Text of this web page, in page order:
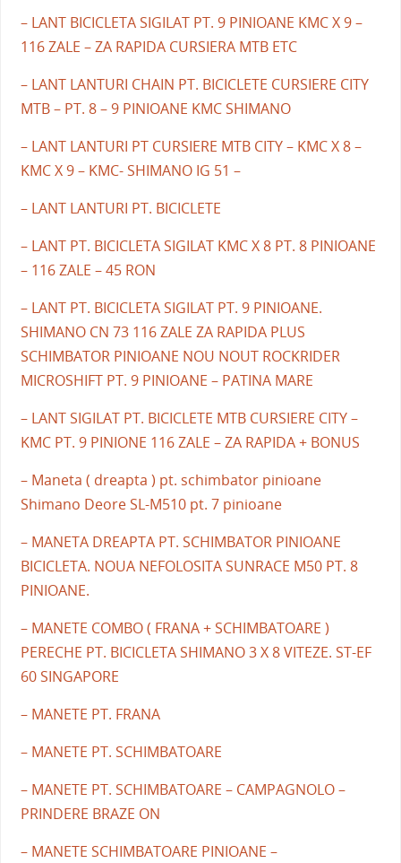
– LANT BICICLETA SIGILAT PT. 9 PINIOANE KMC X 9 –
116 ZALE – ZA RAPIDA CURSIERA MTB ETC
– LANT LANTURI CHAIN PT. BICICLETE CURSIERE CITY
MTB – PT. 8 – 9 PINIOANE KMC SHIMANO
– LANT LANTURI PT CURSIERE MTB CITY – KMC X 8 –
KMC X 9 – KMC- SHIMANO IG 51 –
– LANT LANTURI PT. BICICLETE
– LANT PT. BICICLETA SIGILAT KMC X 8 PT. 8 PINIOANE
– 116 ZALE – 45 RON
– LANT PT. BICICLETA SIGILAT PT. 9 PINIOANE.
SHIMANO CN 73 116 ZALE ZA RAPIDA PLUS
SCHIMBATOR PINIOANE NOU NOUT ROCKRIDER
MICROSHIFT PT. 9 PINIOANE – PATINA MARE
– LANT SIGILAT PT. BICICLETE MTB CURSIERE CITY –
KMC PT. 9 PINIONE 116 ZALE – ZA RAPIDA + BONUS
– Maneta ( dreapta ) pt. schimbator pinioane
Shimano Deore SL-M510 pt. 7 pinioane
– MANETA DREAPTA PT. SCHIMBATOR PINIOANE
BICICLETA. NOUA NEFOLOSITA SUNRACE M50 PT. 8
PINIOANE.
– MANETE COMBO ( FRANA + SCHIMBATOARE )
PERECHE PT. BICICLETA SHIMANO 3 X 8 VITEZE. ST-EF
60 SINGAPORE
– MANETE PT. FRANA
– MANETE PT. SCHIMBATOARE
– MANETE PT. SCHIMBATOARE – CAMPAGNOLO –
PRINDERE BRAZE ON
– MANETE SCHIMBATOARE PINIOANE –